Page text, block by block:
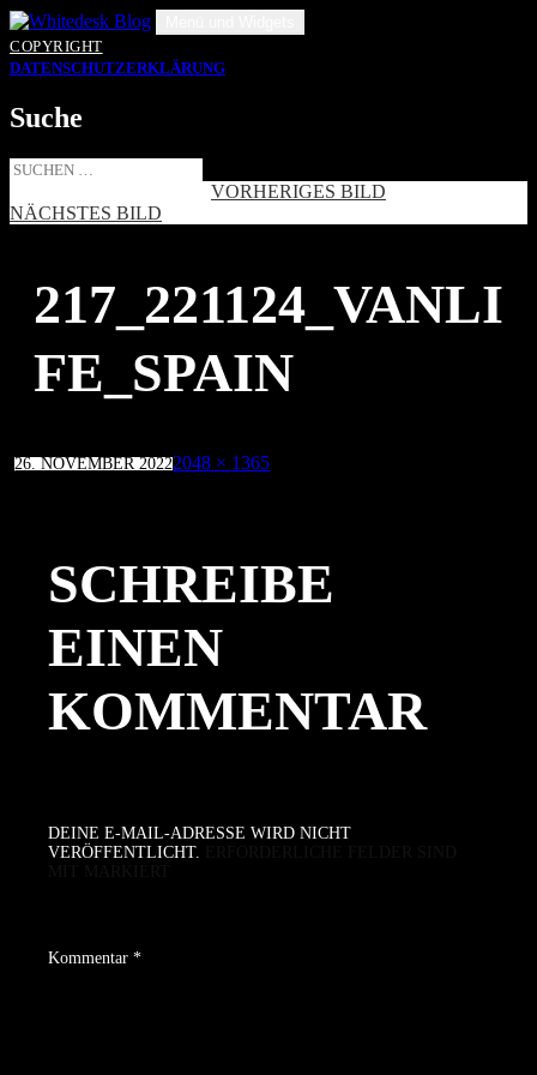
Zum
Inhalt
springen
COPYRIGHT
DATENSCHUTZERKLÄRUNG
Suche
Suche
VORHERIGES BILD
NÄCHSTES BILD
217_221124_VANLI
FE_SPAIN
Veröffentlicht
am
26. NOVEMBER 2022Volle
2048 × 1365
SCHREIBE
EINEN
KOMMENTAR
DEINE E-MAIL-ADRESSE WIRD NICHT
VERÖFFENTLICHT.
Kommentar *